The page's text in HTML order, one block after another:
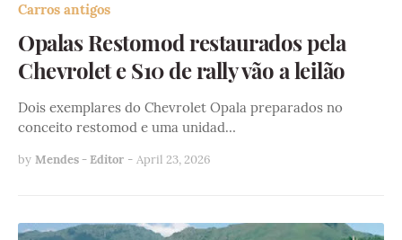
Carros antigos
Opalas Restomod restaurados pela
Chevrolet e S10 de rally vão a leilão
Dois exemplares do Chevrolet Opala preparados no
conceito restomod e uma unidad…
by Mendes - Editor - April 23, 2026